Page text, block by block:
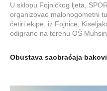
U sklopu Fojničkog ljeta,
organizovao malonogometni
četiri ekipe, iz Fojnice,
odigrane na terenu OŠ Muhsin
Obustava saobraćaja